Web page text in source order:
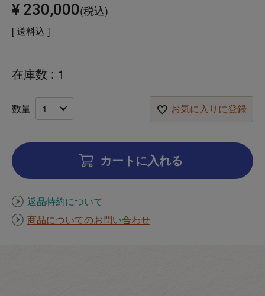
¥ 230,000 税込
送料込
在庫数 1
お気に入りに登録
カートに入れる
返品特約について
商品についてのお問い合わせ